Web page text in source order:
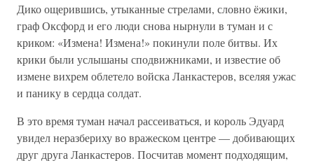
Дико ощерившись, утыканные стрелами, словно ёжики,
граф Оксфорд и его люди снова нырнули в туман и с
криком: «Измена! Измена!» покинули поле битвы. Их
крики были услышаны сподвижниками, и известие об
измене вихрем облетело войска Ланкастеров, вселяя ужас
и панику в сердца солдат.
В это время туман начал рассеиваться, и король Эдуард
увидел неразбериху во вражеском центре — добивающих
друг друга Ланкастеров. Посчитав момент подходящим,